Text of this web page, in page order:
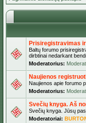
Prisiregistravimas
Baltų forumo
dirbtinai nedarkant
Moderatorius:
Naujienos
Naujienos apie forumo
Moderatorius:
Svečių knyga. Aš
Svečių knyga. Jūsų
Moderatoriai: